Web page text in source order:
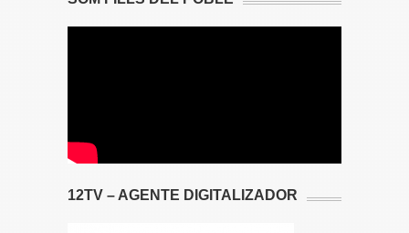
12TV – AGENTE DIGITALIZADOR